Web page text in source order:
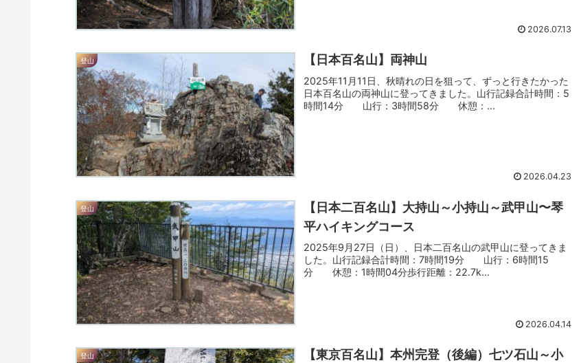
2026.07.13
登山 【日本百名山】両神山
2025年11月11日、秋晴れの日を狙って、ずっと行きたかった
日本百名山の両神山に登ってきました。山行記録合計時間：5
時間14分 山行：3時間58分 休憩：...
2026.04.23
登山
【日本二百名山】大持山～小持山～武甲山〜琴
平ハイキングコース
2025年9月27日（日）、日本二百名山の武甲山に登ってきま
した。山行記録合計時間：7時間19分 山行：6時間15
分 休憩：1時間04分歩行距離：22.7k...
2026.04.14
登山
【東京百名山】本州完登（後編）七ツ石山～小